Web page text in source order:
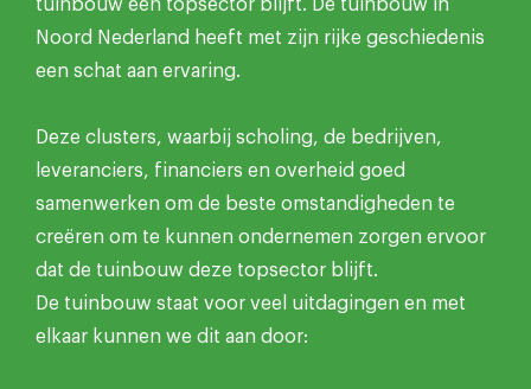
tuinbouw een topsector blijft. De tuinbouw in
Noord Nederland heeft met zijn rijke geschiedenis
een schat aan ervaring.
Deze clusters, waarbij scholing, de bedrijven,
leveranciers, financiers en overheid goed
samenwerken om de beste omstandigheden te
creëren om te kunnen ondernemen zorgen ervoor
dat de tuinbouw deze topsector blijft.
De tuinbouw staat voor veel uitdagingen en met
elkaar kunnen we dit aan door: